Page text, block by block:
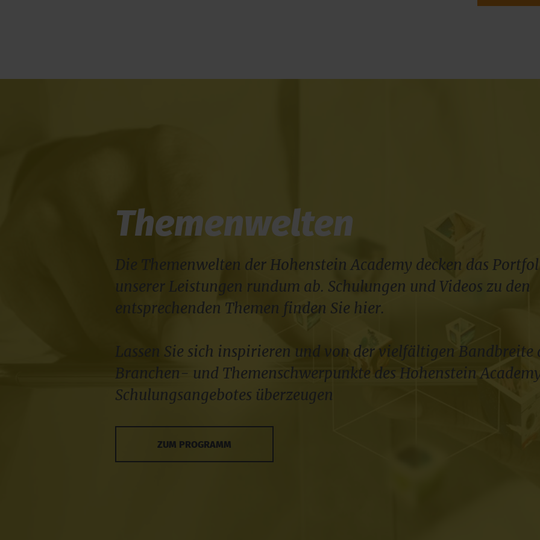
Themenwelten
Die Themenwelten der Hohenstein Academy decken das
unserer Leistungen rundum ab. Schulungen und Videos zu den
entsprechenden Themen finden Sie hier.
Lassen Sie sich inspirieren und von der vielfältigen Bandbreite
Branchen- und Themenschwerpunkte des Hohenstein
Schulungsangebotes überzeugen
ZUM PROGRAMM